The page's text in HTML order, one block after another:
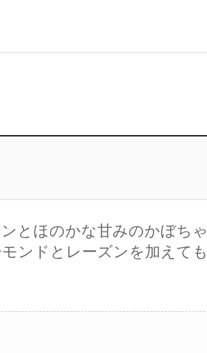
とほのかな甘みのかぼちゃ
ンドとレーズンを加えても